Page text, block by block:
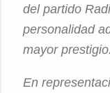
del partido
personalidad
mayor prestigio.
En